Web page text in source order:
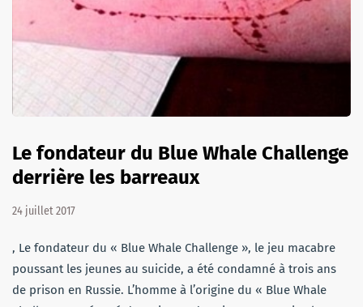
Le fondateur du Blue Whale Challenge
derrière les barreaux
24 juillet 2017
, Le fondateur du « Blue Whale Challenge », le jeu macabre
poussant les jeunes au suicide, a été condamné à trois ans
de prison en Russie. L’homme à l’origine du « Blue Whale